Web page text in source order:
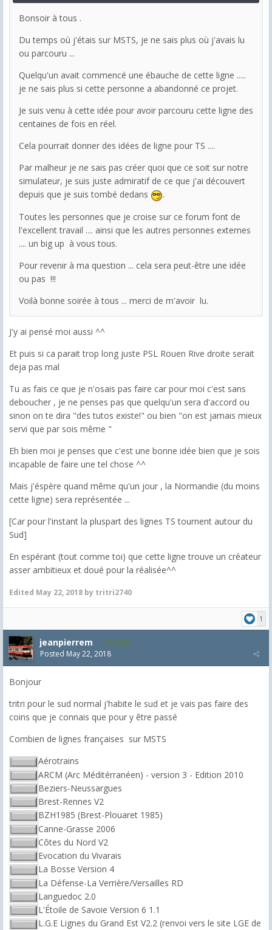
Bonsoir à tous .
Du temps où j'étais sur MSTS, je ne sais plus où j'avais lu
ou parcouru ...
Quelqu'un avait commencé une ébauche de cette ligne .....
je ne sais plus si cette personne a abandonné ce projet.
Je suis venu à cette idée pour avoir parcouru cette ligne des
centaines de fois en réel.
Cela pourrait donner des idées de ligne pour TS ....
Par malheur je ne sais pas créer quoi que ce soit sur notre
simulateur, je suis juste admiratif de ce que j'ai découvert
depuis que je suis tombé dedans
.
Toutes les personnes que je croise sur ce forum font de
l'excellent travail .... ainsi que les autres personnes externes
.... un big up à vous tous.
Pour revenir à ma question ... cela sera peut-être une idée
ou pas !!!
Voilà bonne soirée à tous ... merci de m'avoir lu.
J'y ai pensé moi aussi ^^
Et puis si ca parait trop long juste PSL Rouen Rive droite serait
deja pas mal
Tu as fais ce que je n'osais pas faire car pour moi c'est sans
deboucher , je ne penses pas que quelqu'un sera d'accord ou
sinon on te dira "des tutos existe!" ou bien "on est jamais mieux
servi que par sois même "
Eh bien moi je penses que c'est une bonne idée bien que je sois
incapable de faire une tel chose ^^
Mais j'éspère quand même qu'un jour , la Normandie (du moins
cette ligne) sera représentée ...
[Car pour l'instant la pluspart des lignes TS tournent autour du
Sud]
En espérant (tout comme toi) que cette ligne trouve un créateur
asser ambitieux et doué pour la réalisée^^
Edited May 22, 2018 by tritri2740
1
jeanpierrem 5,986
Posted May 22, 2018
Bonjour
tritri pour le sud normal j'habite le sud et je vais pas faire des
coins que je connais que pour y être passé
Combien de lignes françaises sur MSTS
Aérotrains
ARCM (Arc Méditérranéen) - version 3 - Edition 2010
Beziers-Neussargues
Brest-Rennes V2
BZH1985 (Brest-Plouaret 1985)
Canne-Grasse 2006
Côtes du Nord V2
Evocation du Vivarais
La Bosse Version 4
La Défense-La Verrière/Versailles RD
Languedoc 2.0
L'Étoile de Savoie Version 6 1.1
L.G.E Lignes du Grand Est V2.2 (renvoi vers le site LGE de